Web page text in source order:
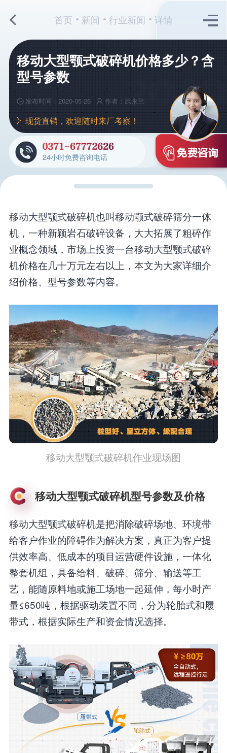
首页 新闻 行业新闻 详情
移动大型颚式破碎机价格多少？含
型号参数
发布时间：2020-05-26 作者：武永兰
现货直销，欢迎随时来厂考察！
24小时免费咨询电话
移动大型颚式破碎机也叫移动颚式破碎筛分一体
机，一种新颖岩石破碎设备，大大拓展了粗碎作
业概念领域，市场上投资一台移动大型颚式破碎
机价格在几十万元左右以上，本文为大家详细介
绍价格、型号参数等内容。
移动大型颚式破碎机作业现场图
移动大型颚式破碎机型号参数及价格
移动大型颚式破碎机是把消除破碎场地、环境带
给客户作业的障碍作为解决方案，真正为客户提
供效率高、低成本的项目运营硬件设施，一体化
整套机组，具备给料、破碎、筛分、输送等工
艺，能随原料地或施工场地一起延伸，每小时产
量≤650吨，根据驱动装置不同，分为轮胎式和履
带式，根据实际生产和资金情况选择。